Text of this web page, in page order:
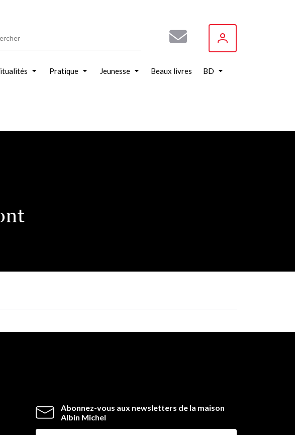
Pratique Jeunesse Beaux livres BD
Abonnez-vous aux newsletters de la maison
Albin Michel